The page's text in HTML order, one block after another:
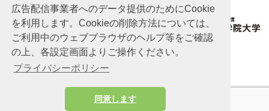
広告配信事業者へのデータ提供のためにCookie
を利用します。Cookieの削除方法については、
ご利用中のウェブブラウザのヘルプ等をご確認
の上、各設定画面よりご操作ください。
プライバシーポリシー
同意します